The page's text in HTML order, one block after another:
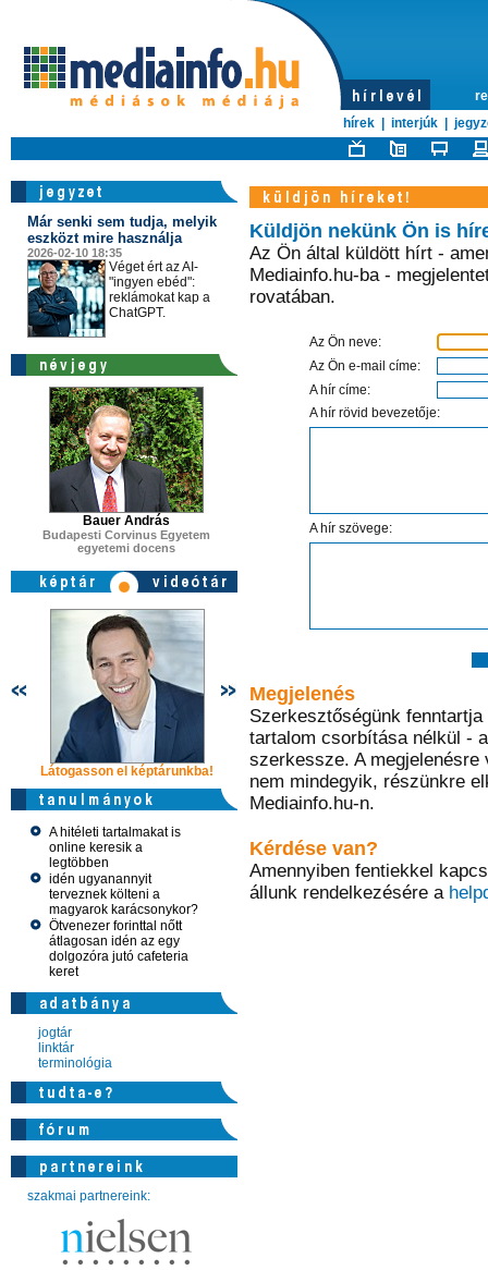
hírek
interjúk
Már senki sem tudja, melyik
eszközt mire használja
2026-02-10 18:35
Véget ért az AI-
"ingyen ebéd":
reklámokat kap a
ChatGPT.
Bauer András
Budapesti Corvinus Egyetem
egyetemi docens
Látogasson el képtárunkba! Látogasson el képtárunkba!
A hitéleti tartalmakat is
online keresik a
legtöbben
idén ugyanannyit
terveznek költeni a
magyarok karácsonykor?
Ötvenezer forinttal nőtt
átlagosan idén az egy
dolgozóra jutó cafeteria
keret
jogtár
linktár
terminológia
szakmai partnereink:
Küldjön nekünk Ön is
Az Ön által küldött hírt -
Mediainfo.hu-ba -
rovatában.
Az Ön neve:
Az Ön e-mail címe:
A hír címe:
A hír rövid bevezetője:
A hír szövege:
Megjelenés
Szerkesztőségünk
tartalom csorbítása nélkül -
szerkessze. A
nem mindegyik, részünkre
Mediainfo.hu-n.
Kérdése van?
Amennyiben fentiekkel
állunk rendelkezésére a